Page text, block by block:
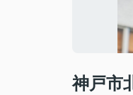
神戸市